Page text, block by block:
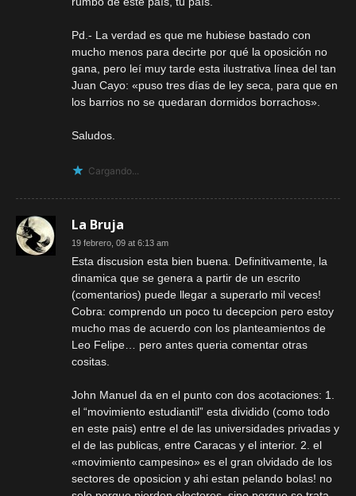
Pd.- La verdad es que me hubiese bastado con
mucho menos para decirte por qué la oposición no
gana, pero leí muy tarde esta ilustrativa línea del tan
Juan Cayo: «puso tres días de ley seca, para que en
los barrios no se quedaran dormidos borrachos».
Saludos.
Cargando...
La Bruja
19 febrero, 09 at 6:13 am
Esta discusion esta bien buena. Definitivamente, la
dinamica que se genera a partir de un escrito
(comentarios) puede llegar a superarlo mil veces!
Cobra: comprendo un poco tu decepcion pero estoy
mucho mas de acuerdo con los planteamientos de
Leo Felipe… pero antes queria comentar otras
cositas.
John Manuel da en el punto con dos acotaciones: 1.
el “movimiento estudiantil” esta dividido (como todo
en este pais) entre el de las universidades privadas y
el de las publicas, entre Caracas y el interior. 2. el
«movimiento campesino» es el gran olvidado de los
sectores de oposicion y ahi estan pelando bolas! no